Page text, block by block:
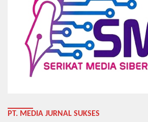
PT. MEDIA JURNAL SUKSES